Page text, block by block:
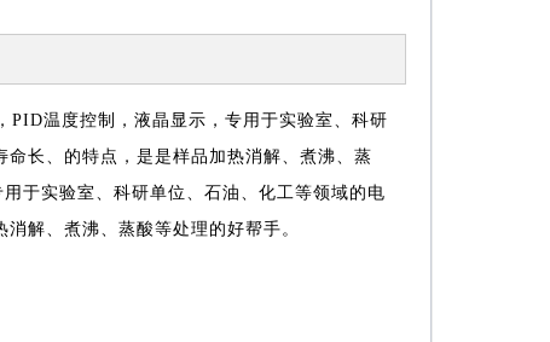
PID温度控制，液晶显示，专用于实验室、科研
长、的特点，是是样品加热消解、煮沸、蒸
于实验室、科研单位、石油、化工等领域的电
解、煮沸、蒸酸等处理的好帮手。